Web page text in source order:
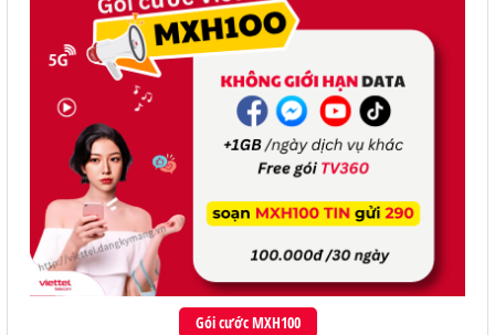
Gói cước MXH100